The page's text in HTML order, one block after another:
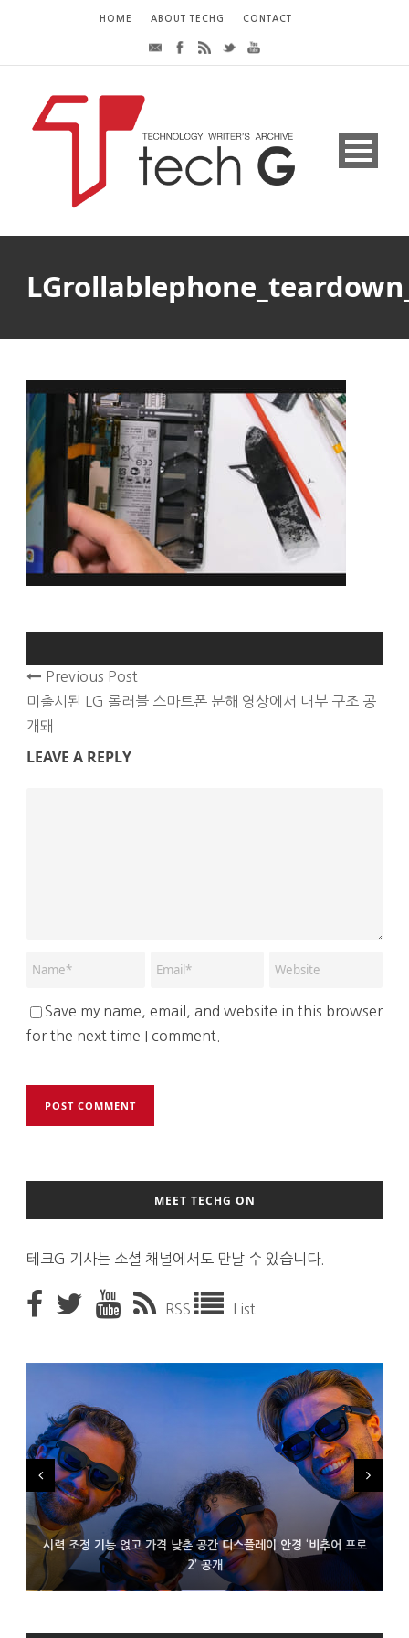
HOME ABOUT TECHG CONTACT
Previous Post
미출시된 LG 롤러블 스마트폰 분해 영상에서 내부 구조 공
개돼
LEAVE A REPLY
Save my name, email, and website in this browser
for the next time I comment.
MEET TECHG ON
테크G 기사는 소셜 채널에서도 만날 수 있습니다.
RSS List
시력 조정 기능 얹고 가격 낮춘 공간 디스플레이 안경 ‘비추어 프로
2’ 공개
D램 부족에 10억달러어치 아이폰18 프로세서 패키징 대기 중
300~400달러 반지형 스피커 준비하는 오픈AI